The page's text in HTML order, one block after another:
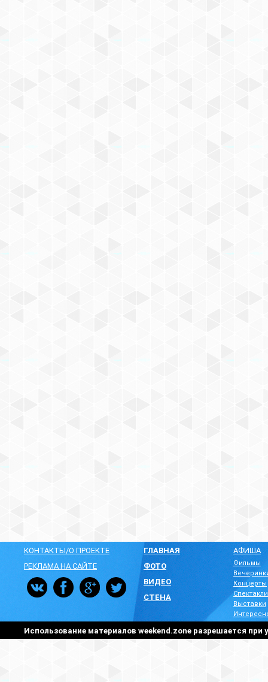
КОНТАКТЫ/О ПРОЕКТЕ
РЕКЛАМА НА САЙТЕ
ГЛАВНАЯ
ФОТО
ВИДЕО
СТЕНА
АФИША
Фильмы
Концерты
Спектакли
Выставки
Использование материалов weekend.zone разрешается